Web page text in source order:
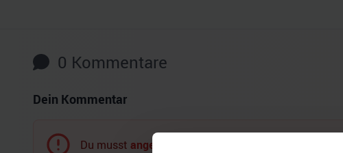
0 Kommentare
Dein Kommentar
Du musst angemeldet